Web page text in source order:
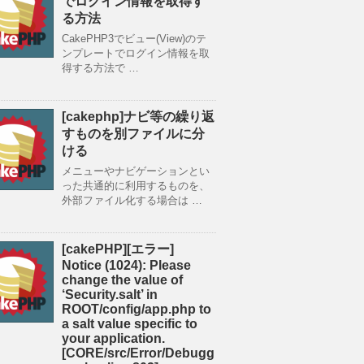
る方法
CakePHP3でビュー(View)のテ
ンプレートでログイン情報を取
得する方法で …
[cakephp]ナビ等の繰り返
すものを別ファイルに分
ける
メニューやナビゲーションとい
った共通的に利用するものを、
外部ファイル化する場合は …
[cakePHP][エラー]
Notice (1024): Please
change the value of
‘Security.salt’ in
ROOT/config/app.php to
a salt value specific to
your application.
[CORE/src/Error/Debugg